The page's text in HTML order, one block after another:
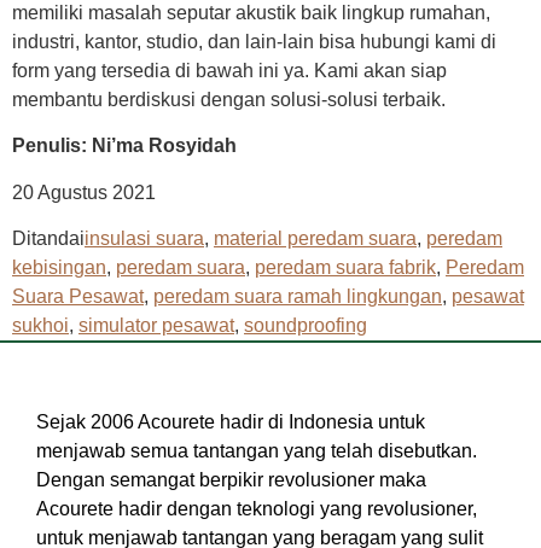
memiliki masalah seputar akustik baik lingkup rumahan,
industri, kantor, studio, dan lain-lain bisa hubungi kami di
form yang tersedia di bawah ini ya. Kami akan siap
membantu berdiskusi dengan solusi-solusi terbaik.
Penulis: Ni’ma Rosyidah
20 Agustus 2021
Ditandaiinsulasi suara, material peredam suara, peredam
kebisingan, peredam suara, peredam suara fabrik, Peredam
Suara Pesawat, peredam suara ramah lingkungan, pesawat
sukhoi, simulator pesawat, soundproofing
Sejak 2006 Acourete hadir di Indonesia untuk
menjawab semua tantangan yang telah disebutkan.
Dengan semangat berpikir revolusioner maka
Acourete hadir dengan teknologi yang revolusioner,
untuk menjawab tantangan yang beragam yang sulit